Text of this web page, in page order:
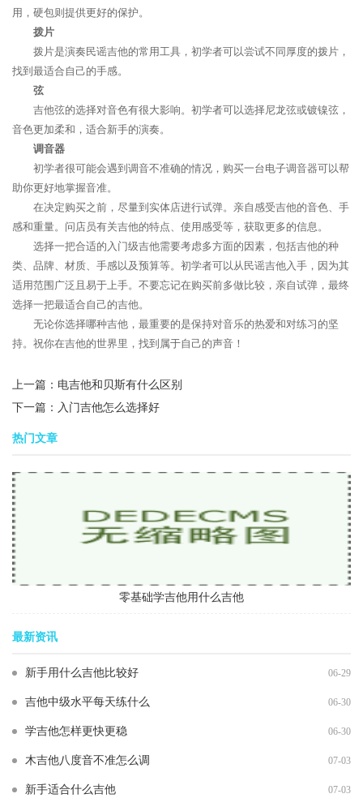
用，硬包则提供更好的保护。
拨片
拨片是演奏民谣吉他的常用工具，初学者可以尝试不同厚度的拨片，
找到最适合自己的手感。
弦
吉他弦的选择对音色有很大影响。初学者可以选择尼龙弦或镀镍弦，
音色更加柔和，适合新手的演奏。
调音器
初学者很可能会遇到调音不准确的情况，购买一台电子调音器可以帮
助你更好地掌握音准。
在决定购买之前，尽量到实体店进行试弹。亲自感受吉他的音色、手
感和重量。问店员有关吉他的特点、使用感受等，获取更多的信息。
选择一把合适的入门级吉他需要考虑多方面的因素，包括吉他的种
类、品牌、材质、手感以及预算等。初学者可以从民谣吉他入手，因为其
适用范围广泛且易于上手。不要忘记在购买前多做比较，亲自试弹，最终
选择一把最适合自己的吉他。
无论你选择哪种吉他，最重要的是保持对音乐的热爱和对练习的坚
持。祝你在吉他的世界里，找到属于自己的声音！
上一篇： 电吉他和贝斯有什么区别
下一篇： 入门吉他怎么选择好
热门文章
零基础学吉他用什么吉他
最新资讯
新手用什么吉他比较好 06-29
吉他中级水平每天练什么 06-30
学吉他怎样更快更稳 06-30
木吉他八度音不准怎么调 07-03
新手适合什么吉他 07-03